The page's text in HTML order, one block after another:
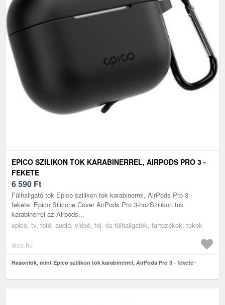
EPICO SZILIKON TOK KARABINERREL, AIRPODS PRO 3 -
FEKETE
6 590 Ft
Fülhallgató tok Epico szilikon tok karabinerrel, AirPods Pro 3 -
fekete: Epico Silicone Cover AirPods Pro 3-hozSzilikon tok
karabinerrel az Airpods...
epico, tv, fotó, audió, videó, fej- és fülhallgatók, tartozékok, tokok
alza.hu
Hasonlók, mint Epico szilikon tok karabinerrel, AirPods Pro 3 - fekete